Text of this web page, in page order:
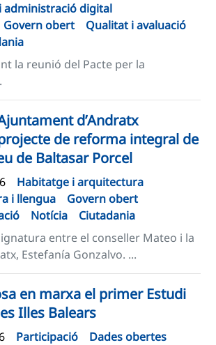
administració digital
Govern obert
Qualitat i avaluació
la reunió del Pacte per la
d’Andratx
de reforma integral de
de Baltasar Porcel
Habitatge i arquitectura
i llengua
Govern obert
Notícia
Ciutadania
entre el conseller Mateo i la
Estefanía Gonzalvo. ...
en marxa el primer Estudi
Illes Balears
Participació
Dades obertes